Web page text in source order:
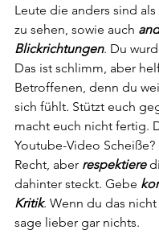
Leute die anders sind als
zu sehen, sowie auch
Blickrichtungen. Du
Das ist schlimm, aber
Betroffenen, denn du
sich fühlt. Stützt euch
macht euch nicht fertig.
Youtube-Video Scheiße?
Recht, aber respektiere
dahinter steckt. Gebe
Kritik. Wenn du das
sage lieber gar nichts.